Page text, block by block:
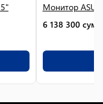
Монитор
6 138 300 сум